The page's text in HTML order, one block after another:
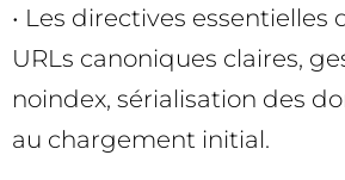
• Les directives essentielles
URLs canoniques claires,
noindex, sérialisation des
au chargement initial.